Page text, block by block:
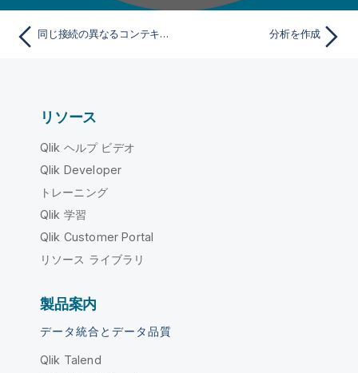
同じ接続の異なるコンテキストの切り替え 分析を作成
リソース
Qlik ヘルプ ビデオ
Qlik Developer
トレーニング
Qlik 学習
Qlik Customer Portal
リソース ライブラリ
製品案内
データ統合とデータ品質
Qlik Talend